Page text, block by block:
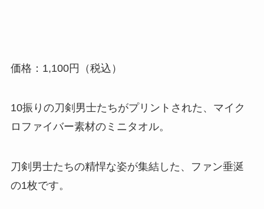
価格：1,100円（税込）
10振りの刀剣男士たちがプリントされた、マイク
ロファイバー素材のミニタオル。
刀剣男士たちの精悍な姿が集結した、ファン垂涎
の1枚です。